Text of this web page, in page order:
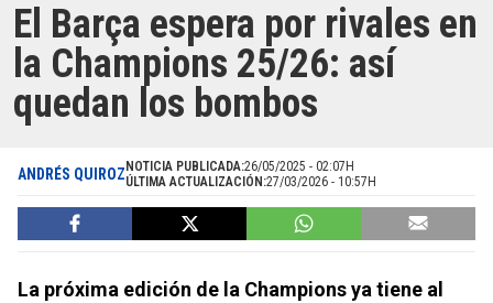
El Barça espera por rivales en
la Champions 25/26: así
quedan los bombos
ANDRÉS QUIROZ NOTICIA PUBLICADA:26/05/2025 - 02:07H
ÚLTIMA ACTUALIZACIÓN:27/03/2026 - 10:57H
La próxima edición de la Champions ya tiene al